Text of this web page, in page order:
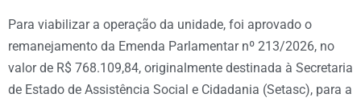
Para viabilizar a operação da unidade, foi aprovado o
remanejamento da Emenda Parlamentar nº 213/2026, no
valor de R$ 768.109,84, originalmente destinada à Secretaria
de Estado de Assistência Social e Cidadania (Setasc), para a